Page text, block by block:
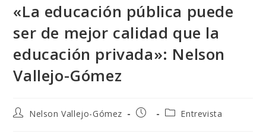
«La educación pública puede
ser de mejor calidad que la
educación privada»: Nelson
Vallejo-Gómez
AutorNelson Vallejo-Gómez
PublicaciónCategoría
Entrevista